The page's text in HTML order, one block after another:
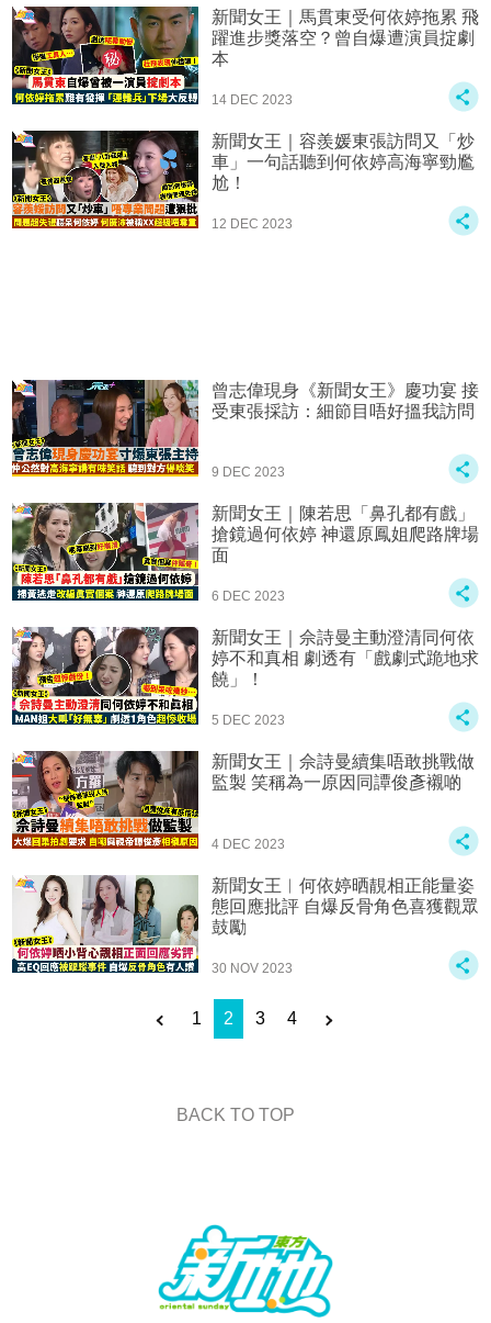
新聞女王｜馬貫東受何依婷拖累 飛
躍進步獎落空？曾自爆遭演員掟劇
本
14 DEC 2023
新聞女王｜容羨媛東張訪問又「炒
車」一句話聽到何依婷高海寧勁尷
尬！
12 DEC 2023
曾志偉現身《新聞女王》慶功宴 接
受東張採訪：細節目唔好搵我訪問
9 DEC 2023
新聞女王｜陳若思「鼻孔都有戲」
搶鏡過何依婷 神還原鳳姐爬路牌場
面
6 DEC 2023
新聞女王｜佘詩曼主動澄清同何依
婷不和真相 劇透有「戲劇式跪地求
饒」！
5 DEC 2023
新聞女王｜佘詩曼續集唔敢挑戰做
監製 笑稱為一原因同譚俊彥襯啲
4 DEC 2023
新聞女王︱何依婷晒靚相正能量姿
態回應批評 自爆反骨角色喜獲觀眾
鼓勵
30 NOV 2023
1 2 3 4
BACK TO TOP